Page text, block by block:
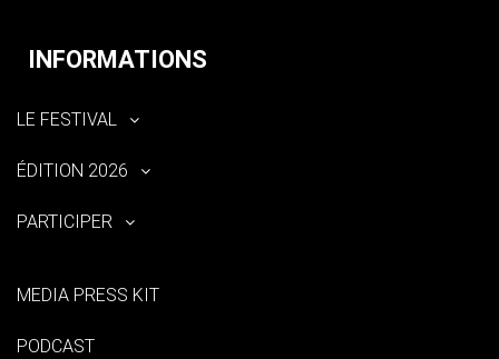
INFORMATIONS
LE FESTIVAL
ÉDITION 2026
PARTICIPER
MEDIA PRESS KIT
PODCAST